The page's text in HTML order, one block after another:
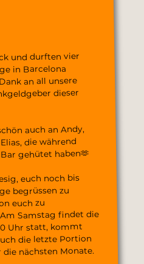
und durften vier
in Barcelona
an all unsere
dieser
auch an Andy,
die während
gehütet haben🫶
euch noch bis
begrüssen zu
euch zu
Samstag findet die
Uhr statt, kommt
die letzte Portion
nächsten Monate.